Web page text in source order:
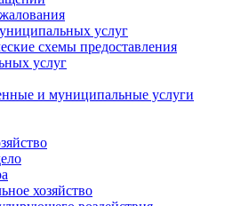
услуг
схемы предоставления
услуг
и муниципальные услуги
хозяйство